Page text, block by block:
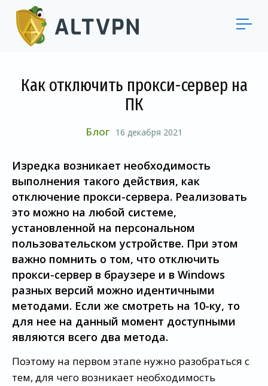
Как отключить прокси-сервер на
ПК
Блог 16 декабря 2021
Изредка возникает необходимость
выполнения такого действия, как
отключение прокси-сервера. Реализовать
это можно на любой системе,
установленной на персональном
пользовательском устройстве. При этом
важно помнить о том, что отключить
прокси-сервер в браузере и в Windows
разных версий можно идентичными
методами. Если же смотреть на 10-ку, то
для нее на данный момент доступными
являются всего два метода.
Поэтому на первом этапе нужно разобраться с
тем, для чего возникает необходимость